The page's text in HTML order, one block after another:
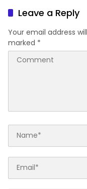
Leave a Reply
Your email address
marked *